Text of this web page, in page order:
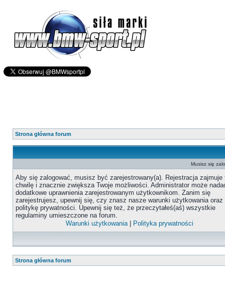
Strona główna forum
Musisz się
Aby się zalogować, musisz być zarejestrowany(a). Rejestracja zajmuje
chwilę i znacznie zwiększa Twoje możliwości. Administrator może
dodatkowe uprawnienia zarejestrowanym użytkownikom. Zanim się
zarejestrujesz, upewnij się, czy znasz nasze warunki użytkowania oraz
politykę prywatności. Upewnij się też, że przeczytałeś(aś) wszystkie
regulaminy umieszczone na forum.
Warunki użytkowania| Polityka prywatności
Strona główna forum